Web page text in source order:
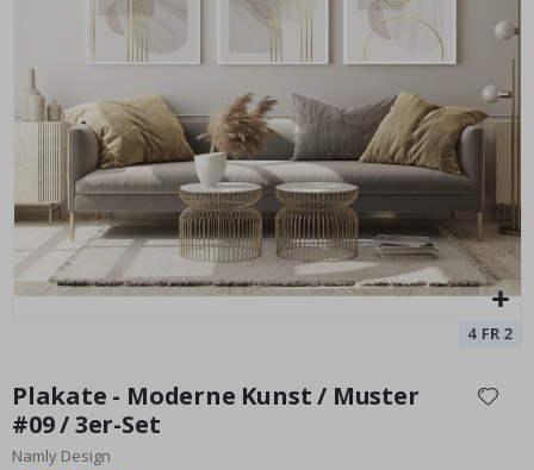
Personalisierte Poster - Fußballspieler
Special
Price
17,00 €
Anfang
der
Bildgalerie
springen
Plakate - Moderne Kunst / Muster
#09 / 3er-Set
Namly Design